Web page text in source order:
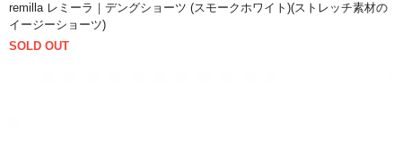
remilla レミーラ｜デングショーツ (スモークホワイト)(ストレッチ素材の
イージーショーツ)
SOLD OUT